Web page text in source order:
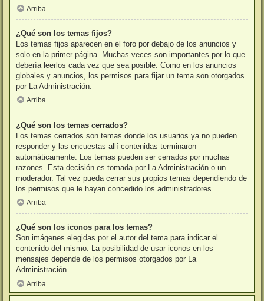
Arriba
¿Qué son los temas fijos?
Los temas fijos aparecen en el foro por debajo de los anuncios y
solo en la primer página. Muchas veces son importantes por lo que
debería leerlos cada vez que sea posible. Como en los anuncios
globales y anuncios, los permisos para fijar un tema son otorgados
por La Administración.
Arriba
¿Qué son los temas cerrados?
Los temas cerrados son temas donde los usuarios ya no pueden
responder y las encuestas allí contenidas terminaron
automáticamente. Los temas pueden ser cerrados por muchas
razones. Esta decisión es tomada por La Administración o un
moderador. Tal vez pueda cerrar sus propios temas dependiendo de
los permisos que le hayan concedido los administradores.
Arriba
¿Qué son los iconos para los temas?
Son imágenes elegidas por el autor del tema para indicar el
contenido del mismo. La posibilidad de usar iconos en los
mensajes depende de los permisos otorgados por La
Administración.
Arriba